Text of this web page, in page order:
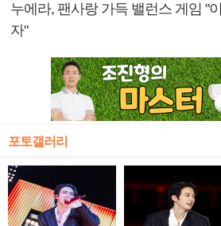
누에라, 팬사랑 가득 밸런스 게임 "
자"
포토갤러리